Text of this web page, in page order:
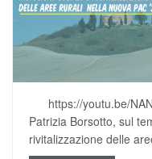
https://youtu.be/
Patrizia Borsotto, sul
rivitalizzazione delle